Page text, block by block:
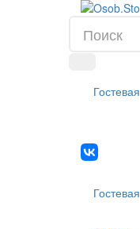
Гостевая
Гостевая